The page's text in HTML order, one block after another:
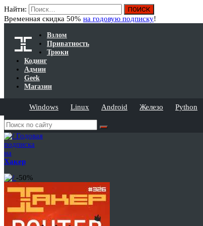
Найти:
Временная скидка 50% на годовую подписку!
Взлом
Приватность
Трюки
Кодинг
Админ
Geek
Магазин
Windows Linux Android Железо Python
Годовая
подписка
на
Хакер
-50%